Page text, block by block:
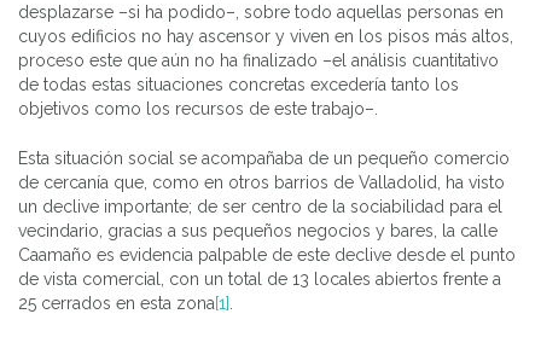
desplazarse –si ha podido–, sobre todo aquellas personas en
cuyos edificios no hay ascensor y viven en los pisos más altos,
proceso este que aún no ha finalizado –el análisis cuantitativo
de todas estas situaciones concretas excedería tanto los
objetivos como los recursos de este trabajo–.
Esta situación social se acompañaba de un pequeño comercio
de cercanía que, como en otros barrios de Valladolid, ha visto
un declive importante; de ser centro de la sociabilidad para el
vecindario, gracias a sus pequeños negocios y bares, la calle
Caamaño es evidencia palpable de este declive desde el punto
de vista comercial, con un total de 13 locales abiertos frente a
25 cerrados en esta zona[1]